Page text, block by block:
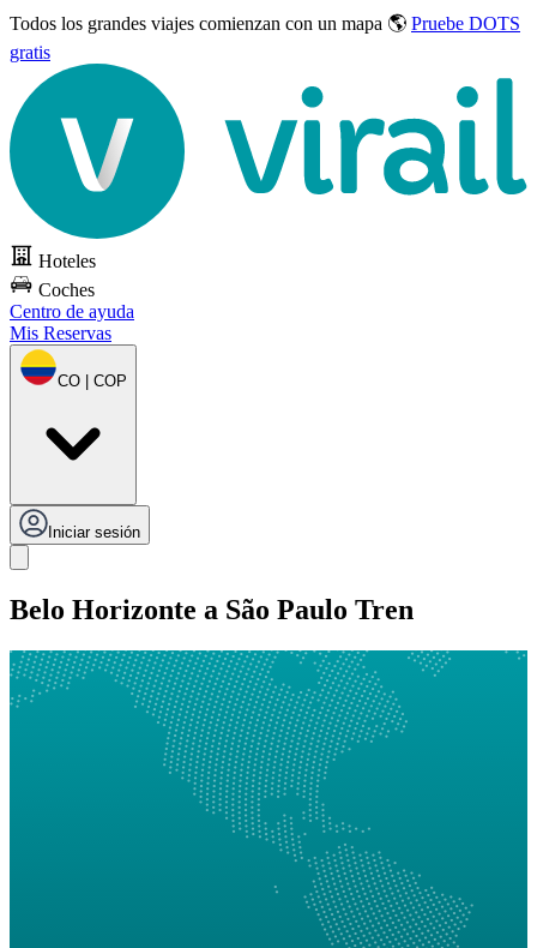
Todos los grandes viajes comienzan con un mapa 🌎 Pruebe DOTS
gratis
Hoteles
Coches
Centro de ayuda
Mis Reservas
CO | COP
Iniciar sesión
Belo Horizonte a São Paulo Tren